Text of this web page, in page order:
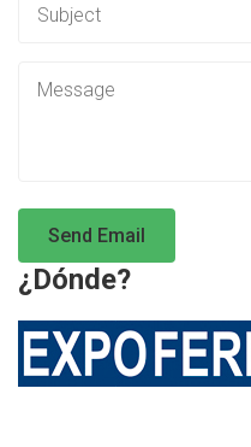
¿Dónde?